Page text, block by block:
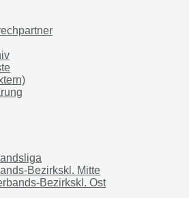
Bezirkskl. Mitte
Bezirkskl. Ost